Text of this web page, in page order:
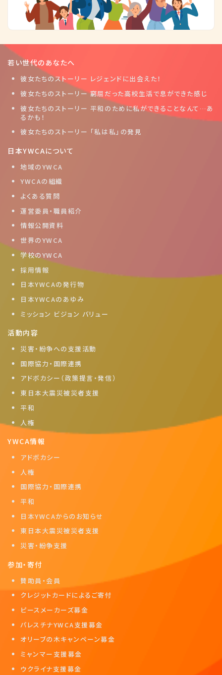
若い世代のあなたへ
彼女たちのストーリー レジェンドに出会えた！
彼女たちのストーリー 窮屈だった高校生活で息ができた感じ
彼女たちのストーリー 平和のために私ができることなんて…あ
るかも！
彼女たちのストーリー 「私は私」の発見
日本YWCAについて
地域のYWCA
YWCAの組織
よくある質問
運営委員・職員紹介
情報公開資料
世界のYWCA
学校のYWCA
採用情報
日本YWCAの発行物
日本YWCAのあゆみ
ミッション ビジョン バリュー
活動内容
災害・紛争への支援活動
国際協力・国際連携
アドボカシー（政策提言・発信）
東日本大震災被災者支援
平和
人権
YWCA情報
アドボカシー
人権
国際協力・国際連携
平和
日本YWCAからのお知らせ
東日本大震災被災者支援
災害・紛争支援
参加・寄付
賛助員・会員
クレジットカードによるご寄付
ピースメーカーズ募金
パレスチナYWCA支援募金
オリーブの木キャンペーン募金
ミャンマー支援募金
ウクライナ支援募金